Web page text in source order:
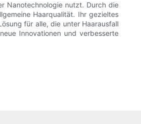
Nanotechnologie nutzt. Durch die
Haarqualität. Ihr gezieltes
für alle, die unter Haarausfall
Innovationen und verbesserte